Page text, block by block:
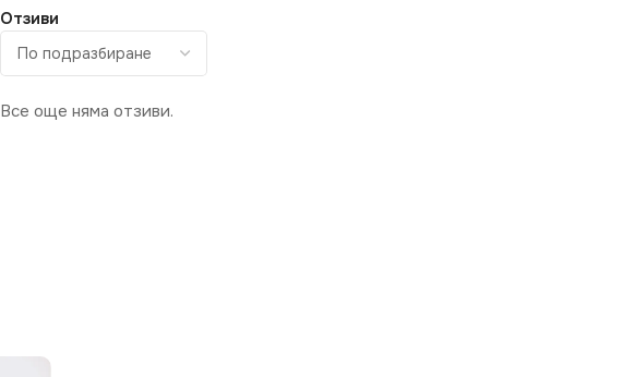
Отзиви
Все още няма отзиви.